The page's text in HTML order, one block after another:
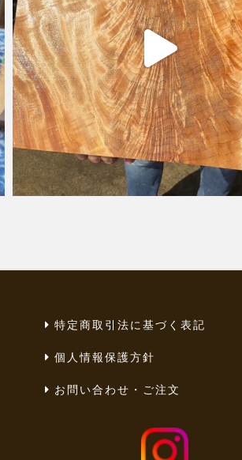
特定商取引法に基づく表記
個人情報保護方針
お問い合わせ・ご注文